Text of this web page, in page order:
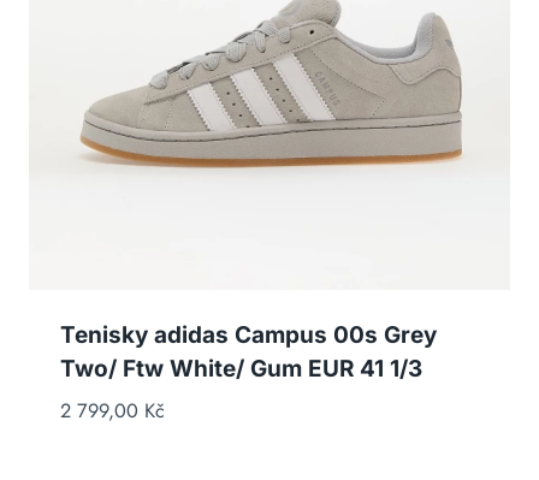
Tenisky adidas Campus 00s Grey
Two/ Ftw White/ Gum EUR 41 1/3
2 799,00 Kč